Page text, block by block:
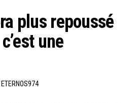
plus repoussé
une
ETERNOS974